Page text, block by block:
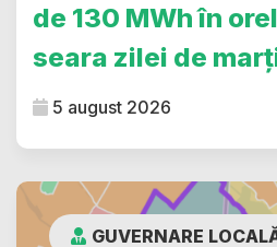
de 130 MWh în
seara zilei de
5 august 2026
GUVERNARE